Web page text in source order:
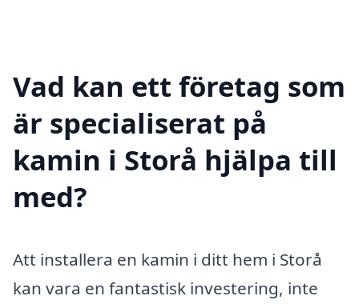
Vad kan ett företag som
är specialiserat på
kamin i Storå hjälpa till
med?
Att installera en kamin i ditt hem i Storå
kan vara en fantastisk investering, inte